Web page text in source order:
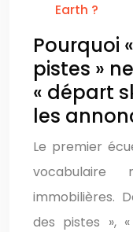
Earth ?
Pourquoi
pistes »
« départ
les
Le premier
vocabulaire
immobilières.
des pistes »,